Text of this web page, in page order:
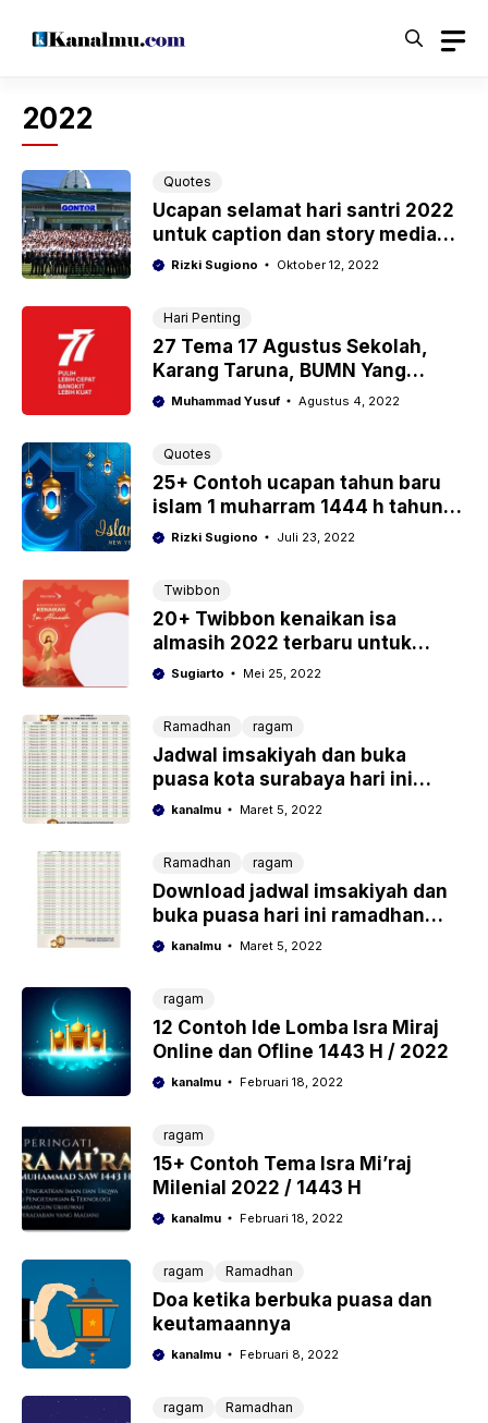
2022
Quotes
Ucapan selamat hari santri 2022
untuk caption dan story media
sosial
Rizki Sugiono Oktober 12, 2022
Hari Penting
27 Tema 17 Agustus Sekolah,
Karang Taruna, BUMN Yang
Menarik dan Unik
Muhammad Yusuf Agustus 4, 2022
Quotes
25+ Contoh ucapan tahun baru
islam 1 muharram 1444 h tahun
2022
Rizki Sugiono Juli 23, 2022
Twibbon
20+ Twibbon kenaikan isa
almasih 2022 terbaru untuk
status dan caption media sosial
Sugiarto Mei 25, 2022
Ramadhan ragam
Jadwal imsakiyah dan buka
puasa kota surabaya hari ini
ramadhan 2022/1443 h
kanalmu Maret 5, 2022
Ramadhan ragam
Download jadwal imsakiyah dan
buka puasa hari ini ramadhan
2022 jakarta
kanalmu Maret 5, 2022
ragam
12 Contoh Ide Lomba Isra Miraj
Online dan Ofline 1443 H / 2022
kanalmu Februari 18, 2022
ragam
15+ Contoh Tema Isra Mi’raj
Milenial 2022 / 1443 H
kanalmu Februari 18, 2022
ragam Ramadhan
Doa ketika berbuka puasa dan
keutamaannya
kanalmu Februari 8, 2022
ragam Ramadhan